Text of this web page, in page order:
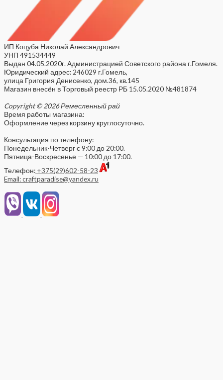
ИП Коцуба Николай Александрович
УНП 491534449
Выдан 04.05.2020г. Администрацией Советского района г.Гомеля.
Юридический адрес: 246029 г.Гомель,
улица Григория Денисенко, дом.36, кв.145
Магазин внесён в Торговый реестр РБ 15.05.2020 №481874
Copyright © 2026 Ремесленный рай
Время работы магазина:
Оформление через корзину круглосуточно.
Консультация по телефону:
Понедельник-Четверг с 9:00 до 20:00.
Пятница-Воскресенье — 10:00 до 17:00.
Телефон: +375(29)602-58-23
Email: craftparadise@yandex.ru